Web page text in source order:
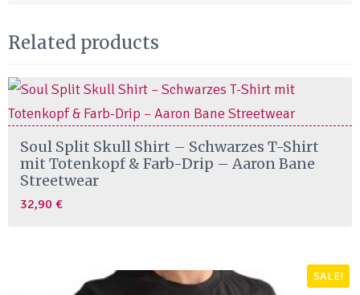
Related products
product
has
multiple
Soul Split Skull Shirt – Schwarzes T-Shirt
mit Totenkopf & Farb-Drip – Aaron Bane
Streetwear
32,90 €
SALE!